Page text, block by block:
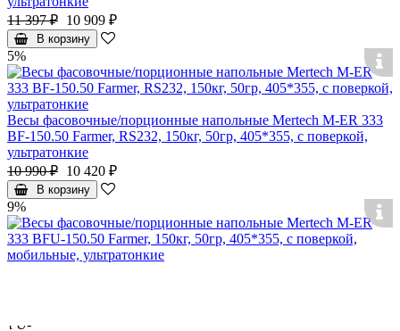
11 397 ₽ 10 909 ₽
В корзину
5%
Весы фасовочные/порционные напольные Mertech M-ER 333
BF-150.50 Farmer, RS232, 150кг, 50гр, 405*355, с поверкой,
ультратонкие
10 990 ₽ 10 420 ₽
В корзину
9%